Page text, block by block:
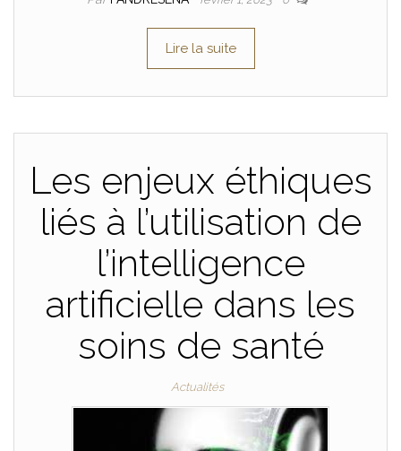
Lire la suite
Les enjeux éthiques
liés à l’utilisation de
l’intelligence
artificielle dans les
soins de santé
Actualités